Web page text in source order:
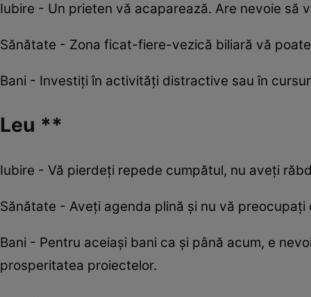
Iubire - Un prieten vă acaparează. Are nevoie să
Sănătate - Zona ficat-fiere-vezică biliară vă
Bani - Investiţi în activităţi distractive sau în
Leu **
Iubire - Vă pierdeți repede cumpătul, nu aveți
Sănătate - Aveți agenda plină și nu vă
Bani - Pentru aceiași bani ca și până acum, e
prosperitatea proiectelor.